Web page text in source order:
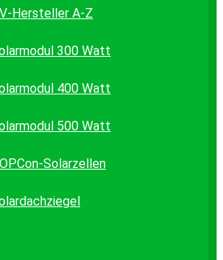
Hersteller A-Z
300 Watt
400 Watt
500 Watt
Solarzellen